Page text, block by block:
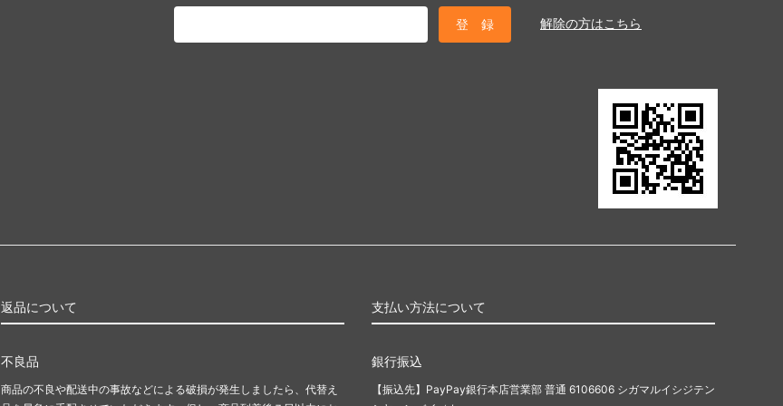
解除の方はこちら
返品について
不良品
商品の不良や配送中の事故などによる破損が発生しましたら、代替え
支払い方法について
銀行振込
【振込先】PayPay銀行本店営業部 普通 6106606 シガマルイシジテン